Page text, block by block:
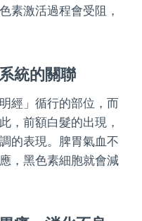
素激活過程會受阻，
統的關聯
經」循行的部位，而
，前額白髮的出現，
的表現。脾胃氣血不
，黑色素細胞就會減